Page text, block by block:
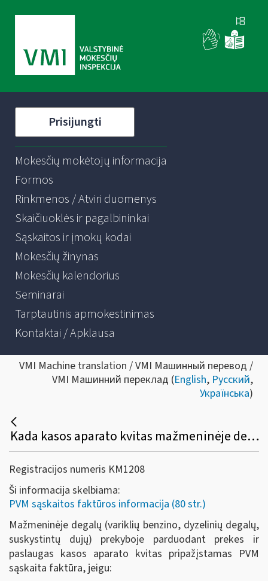
Prisijungti
Mokesčių mokėtojų informacija
Formos
Rinkmenos / Atviri duomenys
Skaičiuoklės ir pagalbininkai
Sąskaitos ir įmokų kodai
Mokesčių žinynas
Mokesčių kalendorius
Seminarai
Tarptautinis apmokestinimas
Kontaktai / Apklausa
VMI Machine translation / VMI Машинный перевод /
VMI Машинний переклад (English, Русский,
Українська)
Kada kasos aparato kvitas mažmeninėje degalų prekyboje pripažįstamas PVM sąskaita faktūra?
Registracijos numeris KM1208
Ši informacija skelbiama:
PVM sąskaitos faktūros informacija (80 str.)
Mažmeninėje degalų (variklių benzino, dyzelinių degalų,
suskystintų dujų) prekyboje parduodant prekes ir
paslaugas kasos aparato kvitas pripažįstamas PVM
sąskaita faktūra, jeigu: